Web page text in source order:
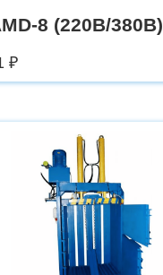
8 (220В/380В)
₽